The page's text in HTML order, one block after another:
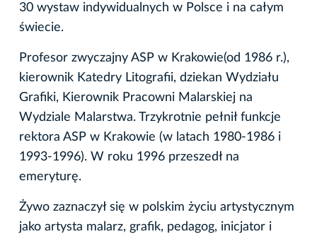
30 wystaw indywidualnych w Polsce i na całym
świecie.
Profesor zwyczajny ASP w Krakowie(od 1986 r.),
kierownik Katedry Litografii, dziekan Wydziału
Grafiki, Kierownik Pracowni Malarskiej na
Wydziale Malarstwa. Trzykrotnie pełnił funkcje
rektora ASP w Krakowie (w latach 1980-1986 i
1993-1996). W roku 1996 przeszedł na
emeryturę.
Żywo zaznaczył się w polskim życiu artystycznym
jako artysta malarz, grafik, pedagog, inicjator i